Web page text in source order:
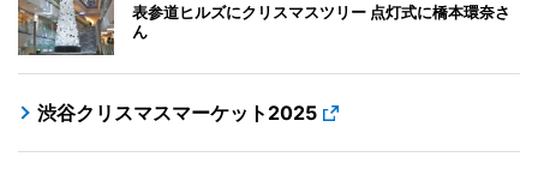
表参道ヒルズにクリスマスツリー 点灯式に橋本環奈さ
ん
渋谷クリスマスマーケット2025